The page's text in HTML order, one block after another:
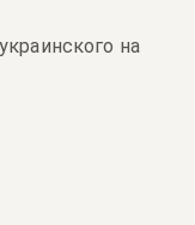
на